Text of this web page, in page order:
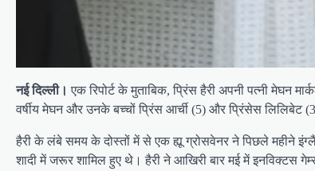
नई दिल्ली। एक रिपोर्ट के मुताबिक, प्रिंस हैरी अपनी पत्नी
वर्षीय मेघन और उनके बच्चों प्रिंस आर्ची (5) और प्रिंसेस लिलिबेट
हैरी के लंबे समय के दोस्तों में से एक ह्यू ग्रोसवेनर ने पिछले महीने
शादी में जरूर शामिल हुए थे। हैरी ने आखिरी बार मई में इनविक्टस